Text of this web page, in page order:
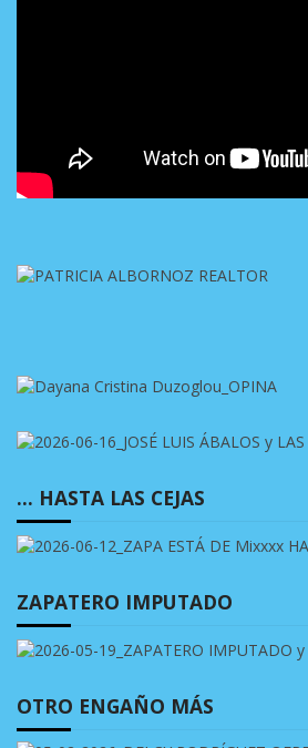
… HASTA LAS CEJAS
ZAPATERO IMPUTADO
OTRO ENGAÑO MÁS